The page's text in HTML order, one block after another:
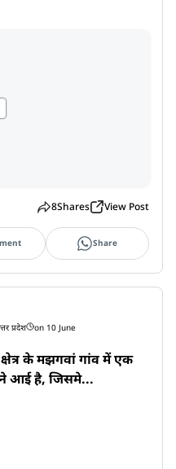
8Shares View Post
Share
प्रदेश on 10 June
के मझगवां गांव में एक
आई है, जिसमे...